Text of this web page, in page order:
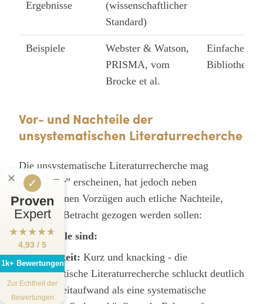
Ergebnisse
(wissenschaftlicher
Standard)
Beispiele
Webster & Watson,
PRISMA, vom
Brocke et al.
Einfache
Vor- und Nachteile der
unsystematischen Literaturrecherche
Die unsystematische Literaturrecherche mag
einfacher” erscheinen, hat jedoch neben
verschiedenen Vorzügen auch etliche Nachteile,
welche in Betracht gezogen werden sollen:
Die Vorteile sind:
Schnelligkeit: Kurz und knacking - die
unsystematische Literaturrecherche schluckt deutlich
weniger Zeitaufwand als eine systematische
✕ ‒
✓
Proven
Expert
★★★★★
4,93 / 5
1k+ Bewertungen
Zur Echtheit der
Bewertungen